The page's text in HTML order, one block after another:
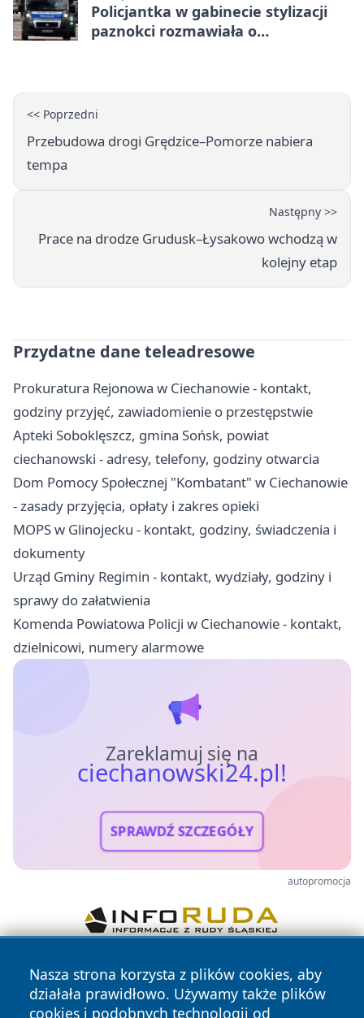
Policjantka w gabinecie stylizacji
paznokci rozmawiała o
<< Poprzedni
Przebudowa drogi Grędzice–Pomorze nabiera
tempa
Następny >>
Prace na drodze Grudusk–Łysakowo wchodzą w
kolejny etap
Przydatne dane teleadresowe
Prokuratura Rejonowa w Ciechanowie - kontakt,
godziny przyjęć, zawiadomienie o przestępstwie
Apteki Soboklęszcz, gmina Sońsk, powiat
ciechanowski - adresy, telefony, godziny otwarcia
Dom Pomocy Społecznej "Kombatant" w Ciechanowie
- zasady przyjęcia, opłaty i zakres opieki
MOPS w Glinojecku - kontakt, godziny, świadczenia i
dokumenty
Urząd Gminy Regimin - kontakt, wydziały, godziny i
sprawy do załatwienia
Komenda Powiatowa Policji w Ciechanowie - kontakt,
dzielnicowi, numery alarmowe
Zareklamuj się na
ciechanowski24.pl!
SPRAWDŹ SZCZEGÓŁY
autopromocja
Nasza strona korzysta z plików cookies, aby
działała prawidłowo. Używamy także plików
cookies i podobnych technologii od